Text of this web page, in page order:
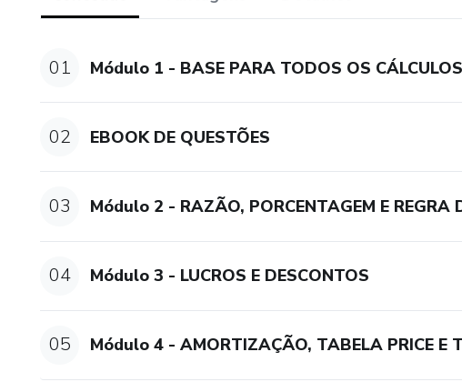
01 Módulo 1 - BASE PARA TODOS OS CÁLCULOS
02 EBOOK DE QUESTÕES
03 Módulo 2 - RAZÃO, PORCENTAGEM E REGRA
04 Módulo 3 - LUCROS E DESCONTOS
05 Módulo 4 - AMORTIZAÇÃO, TABELA PRICE E